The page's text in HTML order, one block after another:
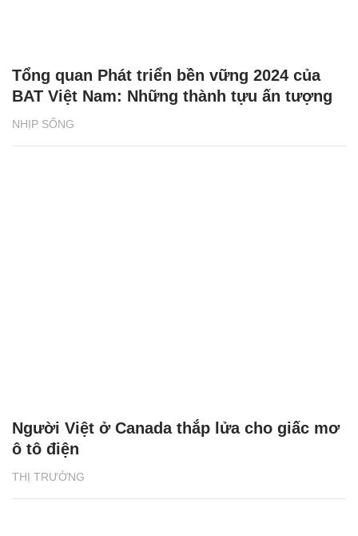
NHỊP SỐNG
Tổng quan Phát triển bền vững 2024 của
BAT Việt Nam: Những thành tựu ấn tượng
THỊ TRƯỜNG
Người Việt ở Canada thắp lửa cho giấc mơ
ô tô điện